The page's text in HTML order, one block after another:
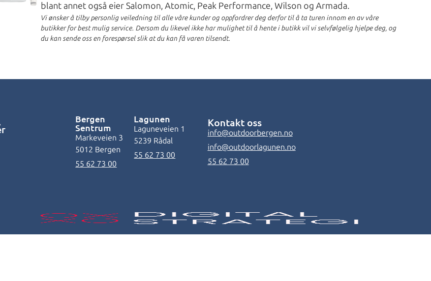
blant annet også eier Salomon, Atomic, Peak Performance, Wilson og Armada.
Vi ønsker å tilby personlig veiledning til alle våre kunder og oppfordrer deg derfor til å ta turen innom en av våre
butikker for best mulig service. Dersom du likevel ikke har mulighet til å hente i butikk vil vi selvfølgelig hjelpe deg, og
du kan sende oss en forespørsel slik at du kan få varen tilsendt.
Bergen
Sentrum
Markeveien 3
5012 Bergen
55 62 73 00
Lagunen
Laguneveien 1
5239 Rådal
55 62 73 00
Kontakt oss
info@outdoorbergen.no
info@outdoorlagunen.no
55 62 73 00